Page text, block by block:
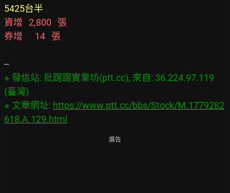
5425台半
資增   2,800   張
券增      14   張
※ 發信站: 批踢踢實業坊(ptt.cc), 來自: 36.224.97.119
(臺灣)
※ 文章網址: https://www.ptt.cc/bbs/Stock/M.1779282
618.A.129.html
廣告